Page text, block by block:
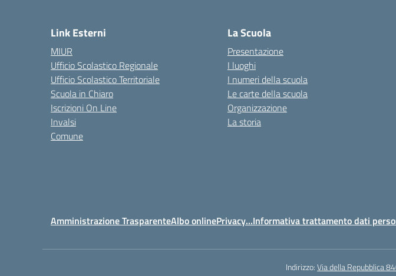
Link Esterni
MIUR
Ufficio Scolastico Regionale
Ufficio Scolastico Territoriale
Scuola in Chiaro
Iscrizioni On Line
Invalsi
Comune
La Scuola
Presentazione
I luoghi
I numeri della scuola
Le carte della scuola
Organizzazione
La storia
Amministrazione TrasparenteAlbo onlinePrivacy…Informativa trattamento dati
Indirizzo:Via della Repubblica